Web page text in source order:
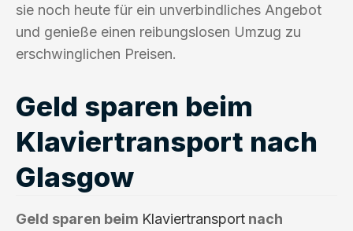
sie noch heute für ein unverbindliches Angebot
und genieße einen reibungslosen Umzug zu
erschwinglichen Preisen.
Geld sparen beim
Klaviertransport nach
Glasgow
Geld sparen beim Klaviertransport nach